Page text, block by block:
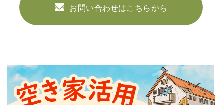
お問い合わせはこちらから